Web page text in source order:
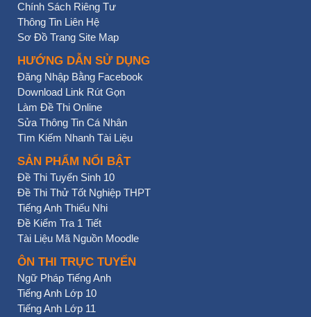
Chính Sách Riêng Tư
Thông Tin Liên Hệ
Sơ Đồ Trang Site Map
HƯỚNG DẪN SỬ DỤNG
Đăng Nhập Bằng Facebook
Download Link Rút Gọn
Làm Đề Thi Online
Sửa Thông Tin Cá Nhân
Tìm Kiếm Nhanh Tài Liệu
SẢN PHẨM NỔI BẬT
Đề Thi Tuyển Sinh 10
Đề Thi Thử Tốt Nghiệp THPT
Tiếng Anh Thiếu Nhi
Đề Kiểm Tra 1 Tiết
Tài Liệu Mã Nguồn Moodle
ÔN THI TRỰC TUYẾN
Ngữ Pháp Tiếng Anh
Tiếng Anh Lớp 10
Tiếng Anh Lớp 11